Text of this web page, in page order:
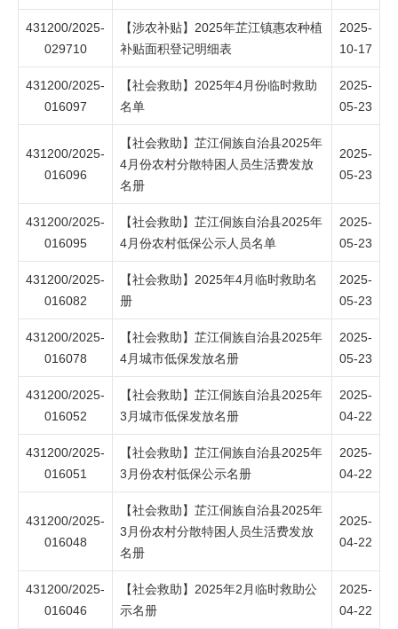
431200/2025-
029710
【涉农补贴】2025年芷江镇惠农种植
补贴面积登记明细表
2025-
10-17
431200/2025-
016097
【社会救助】2025年4月份临时救助
名单
2025-
05-23
431200/2025-
016096
【社会救助】芷江侗族自治县2025年
4月份农村分散特困人员生活费发放
名册
2025-
05-23
431200/2025-
016095
【社会救助】芷江侗族自治县2025年
4月份农村低保公示人员名单
2025-
05-23
431200/2025-
016082
【社会救助】2025年4月临时救助名
册
2025-
05-23
431200/2025-
016078
【社会救助】芷江侗族自治县2025年
4月城市低保发放名册
2025-
05-23
431200/2025-
016052
【社会救助】芷江侗族自治县2025年
3月城市低保发放名册
2025-
04-22
431200/2025-
016051
【社会救助】芷江侗族自治县2025年
3月份农村低保公示名册
2025-
04-22
431200/2025-
016048
【社会救助】芷江侗族自治县2025年
3月份农村分散特困人员生活费发放
名册
2025-
04-22
431200/2025-
016046
【社会救助】2025年2月临时救助公
示名册
2025-
04-22